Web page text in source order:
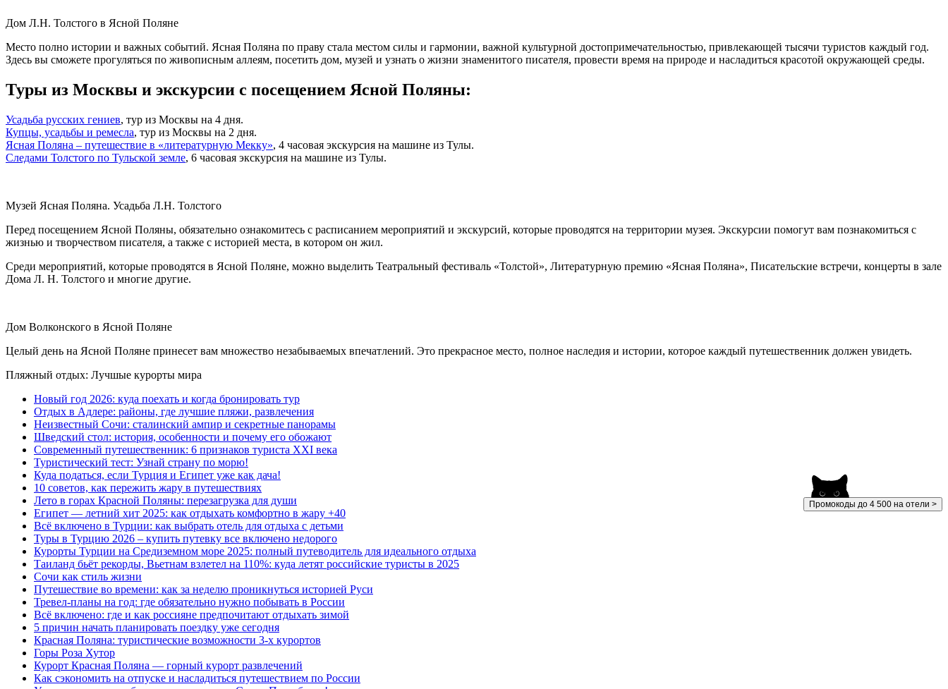
Промокоды до 4 500 на отели >
Дом Л.Н. Толстого в Ясной Поляне
Место полно истории и важных событий. Ясная Поляна по праву стала местом силы и гармонии, важной культурной достопримечательностью, привлекающей тысячи туристов каждый год.
Здесь вы сможете прогуляться по живописным аллеям, посетить дом, музей и узнать о жизни знаменитого писателя, провести время на природе и насладиться красотой окружающей среды.
Туры из Москвы и экскурсии с посещением Ясной Поляны:
Усадьба русских гениев, тур из Москвы на 4 дня.
Купцы, усадьбы и ремесла, тур из Москвы на 2 дня.
Ясная Поляна – путешествие в «литературную Мекку», 4 часовая экскурсия на машине из Тулы.
Следами Толстого по Тульской земле, 6 часовая экскурсия на машине из Тулы.
Музей Ясная Поляна. Усадьба Л.Н. Толстого
Перед посещением Ясной Поляны, обязательно ознакомитесь с расписанием мероприятий и экскурсий, которые проводятся на территории музея. Экскурсии помогут вам познакомиться с
жизнью и творчеством писателя, а также с историей места, в котором он жил.
Среди мероприятий, которые проводятся в Ясной Поляне, можно выделить Театральный фестиваль «Толстой», Литературную премию «Ясная Поляна», Писательские встречи, концерты в зале
Дома Л. Н. Толстого и многие другие.
Дом Волконского в Ясной Поляне
Целый день на Ясной Поляне принесет вам множество незабываемых впечатлений. Это прекрасное место, полное наследия и истории, которое каждый путешественник должен увидеть.
Пляжный отдых: Лучшые курорты мира
Новый год 2026: куда поехать и когда бронировать тур
Отдых в Адлере: районы, где лучшие пляжи, развлечения
Неизвестный Сочи: сталинский ампир и секретные панорамы
Шведский стол: история, особенности и почему его обожают
Современный путешественник: 6 признаков туриста XXI века
Туристический тест: Узнай страну по морю!
Куда податься, если Турция и Египет уже как дача!
10 советов, как пережить жару в путешествиях
Лето в горах Красной Поляны: перезагрузка для души
Египет — летний хит 2025: как отдыхать комфортно в жару +40
Всё включено в Турции: как выбрать отель для отдыха с детьми
Туры в Турцию 2026 – купить путевку все включено недорого
Курорты Турции на Средиземном море 2025: полный путеводитель для идеального отдыха
Таиланд бьёт рекорды, Вьетнам взлетел на 110%: куда летят российские туристы в 2025
Сочи как стиль жизни
Путешествие во времени: как за неделю проникнуться историей Руси
Тревел-планы на год: где обязательно нужно побывать в России
Всё включено: где и как россияне предпочитают отдыхать зимой
5 причин начать планировать поездку уже сегодня
Красная Поляна: туристические возможности 3-х курортов
Горы Роза Хутор
Курорт Красная Поляна — горный курорт развлечений
Как сэкономить на отпуске и насладиться путешествием по России